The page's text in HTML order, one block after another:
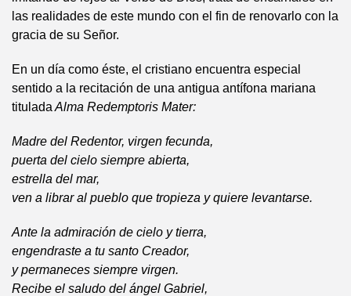
las realidades de este mundo con el fin de renovarlo con la
gracia de su Señor.
En un día como éste, el cristiano encuentra especial
sentido a la recitación de una antigua antífona mariana
titulada Alma Redemptoris Mater:
Madre del Redentor, virgen fecunda,
puerta del cielo siempre abierta,
estrella del mar,
ven a librar al pueblo que tropieza y quiere levantarse.
Ante la admiración de cielo y tierra,
engendraste a tu santo Creador,
y permaneces siempre virgen.
Recibe el saludo del ángel Gabriel,